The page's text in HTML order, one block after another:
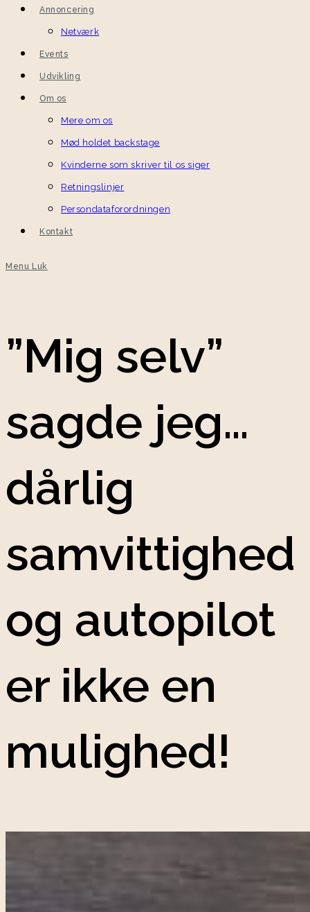
Annoncering
Netværk
Events
Udvikling
Om os
Mere om os
Mød holdet backstage
Kvinderne som skriver til os siger
Retningslinjer
Persondataforordningen
Kontakt
Menu Luk
”Mig selv”
sagde jeg…
dårlig
samvittighed
og autopilot
er ikke en
mulighed!